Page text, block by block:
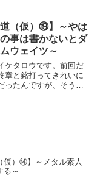
ド」に入るもんだから
ってしま...
道（仮）⑲】～やは
事は書かないとダ
ウェイツ～
ケタロウです。前回だ
章と銘打ってきれいに
ったんですが、そうい
仮）⑭】～メタル素人
る～